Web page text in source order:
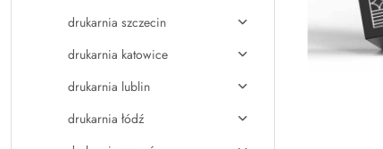
drukarnia szczecin
drukarnia katowice
drukarnia lublin
drukarnia łódź